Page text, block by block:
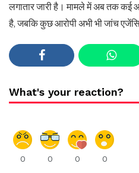
लगातार जारी है। मामले में अब तक कई
है, जबकि कुछ आरोपी अभी भी जांच
What's your reaction?
0 0 0 0